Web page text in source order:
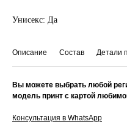
Унисекс: Да
Описание Состав Детали
Вы можете выбрать любой
модель принт с картой
Консультация в WhatsApp